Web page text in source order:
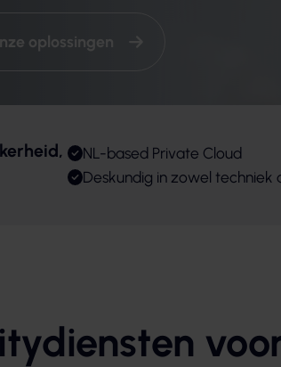
oplossingen
NL-based Private Cloud
Deskundig in zowel techniek